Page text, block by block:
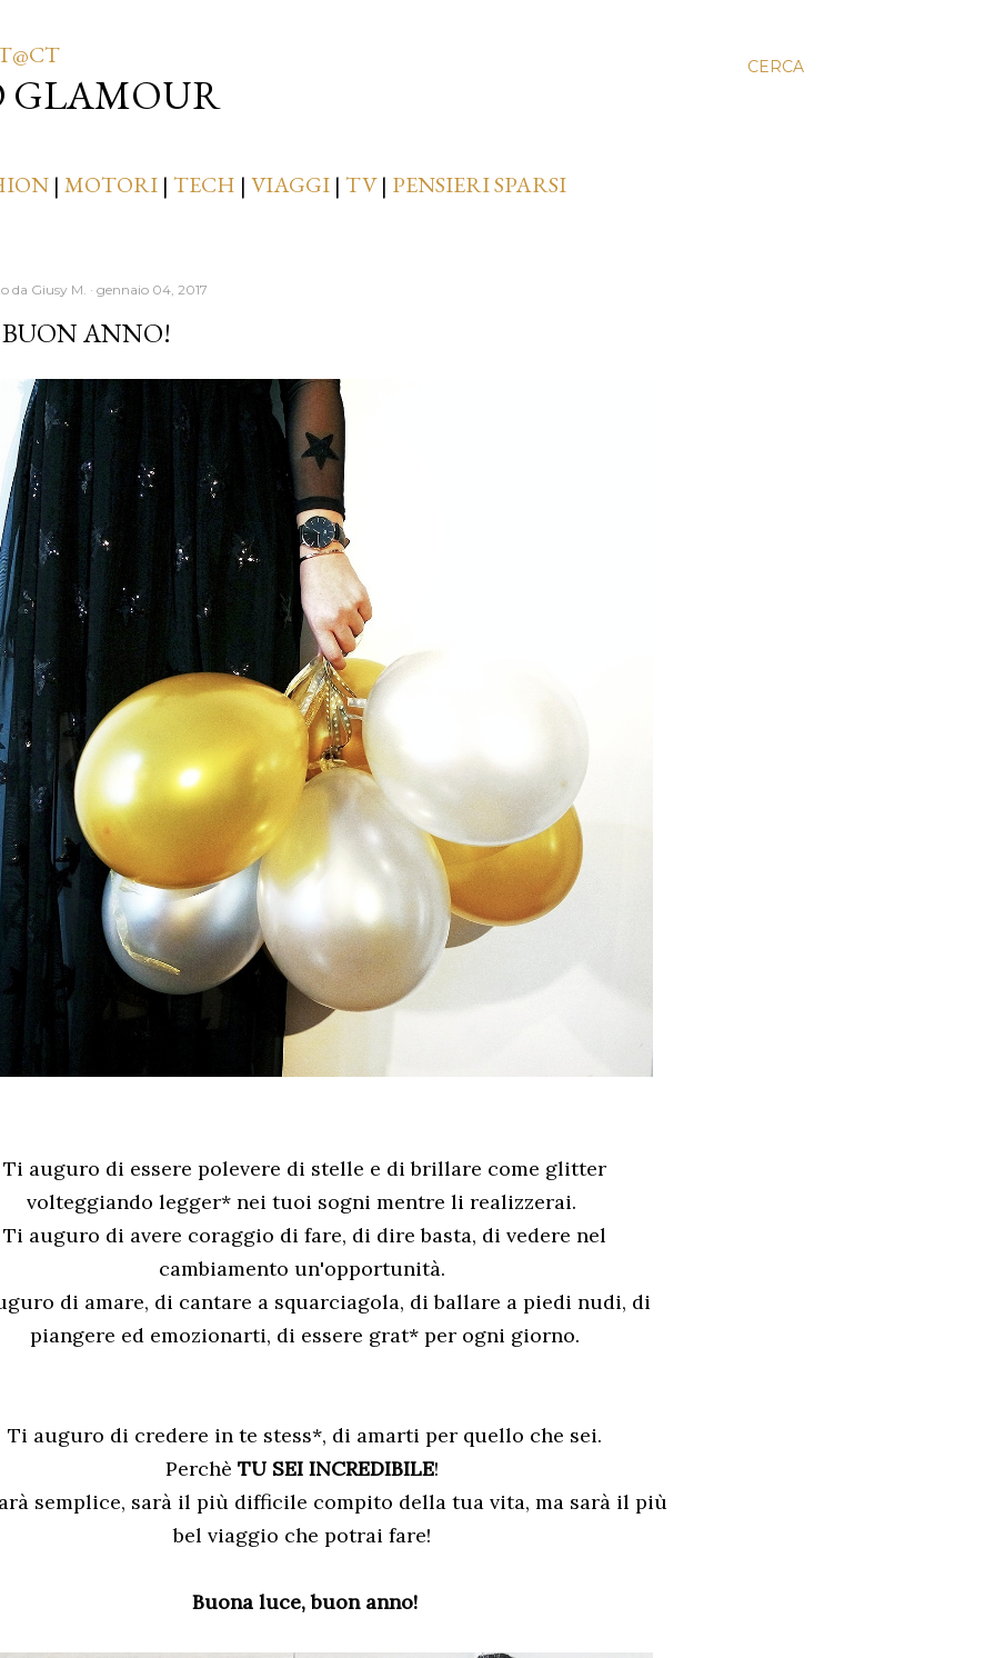
CERCA
GLAMOUR
| MOTORI | TECH | VIAGGI | TV| PENSIERI SPARSI
da Giusy M. gennaio 04, 2017
BUON ANNO!
Ti auguro di essere polevere di stelle e di brillare come glitter
volteggiando legger* nei tuoi sogni mentre li realizzerai.
Ti auguro di avere coraggio di fare, di dire basta, di vedere nel
cambiamento un'opportunità.
di amare, di cantare a squarciagola, di ballare a piedi nudi, di
piangere ed emozionarti, di essere grat* per ogni giorno.
Ti auguro di credere in te stess*, di amarti per quello che sei.
Perchè TU SEI INCREDIBILE!
semplice, sarà il più difficile compito della tua vita, ma sarà il più
bel viaggio che potrai fare!
Buona luce, buon anno!